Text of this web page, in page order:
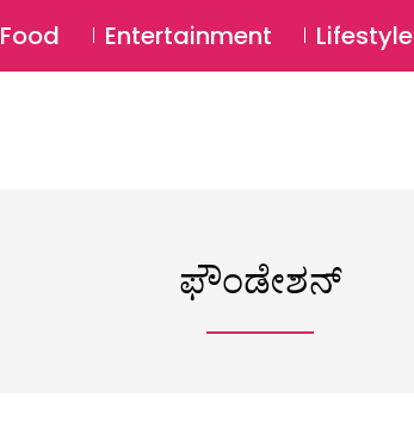
Food Entertainment Lifestyle
ಫೌಂಡೇಶನ್